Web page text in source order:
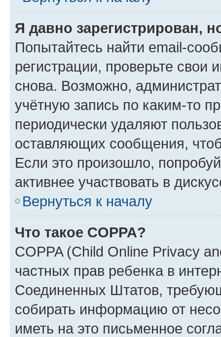
Я давно зарегистрирован,
Попытайтесь найти email-
регистрации, проверьте свои
снова. Возможно,
учётную запись по каким-то
периодически удаляют
оставляющих сообщения,
Если это произошло,
активнее участвовать в
Вернуться к началу
Что такое COPPA?
COPPA (Child Online Privacy
частных прав ребенка в
Соединенных Штатов,
собирать информацию от
иметь на это письменное